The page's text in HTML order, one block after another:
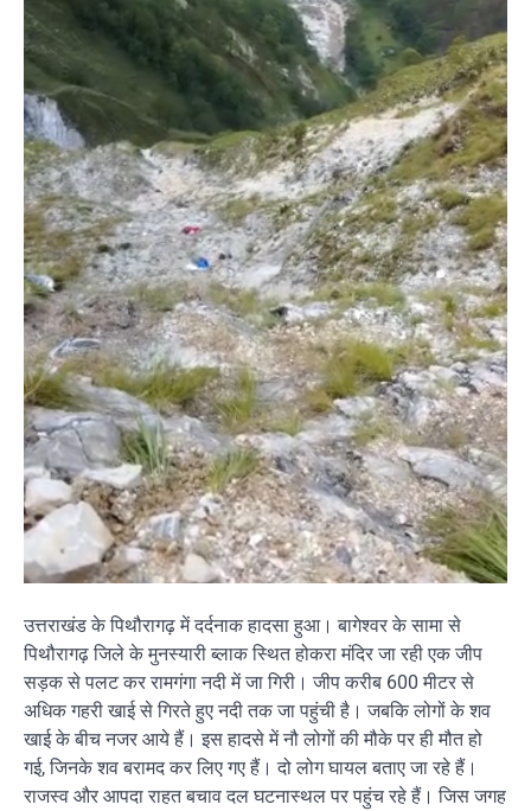
उत्तराखंड के पिथौरागढ़ में दर्दनाक हादसा हुआ। बागेश्वर के सामा से
पिथौरागढ़ जिले के मुनस्यारी ब्लाक स्थित होकरा मंदिर जा रही एक जीप
सड़क से पलट कर रामगंगा नदी में जा गिरी। जीप करीब 600 मीटर से
अधिक गहरी खाई से गिरते हुए नदी तक जा पहुंची है। जबकि लोगों के शव
खाई के बीच नजर आये हैं। इस हादसे में नौ लोगों की मौके पर ही मौत हो
गई, जिनके शव बरामद कर लिए गए हैं। दो लोग घायल बताए जा रहे हैं।
राजस्व और आपदा राहत बचाव दल घटनास्थल पर पहुंच रहे हैं। जिस जगह